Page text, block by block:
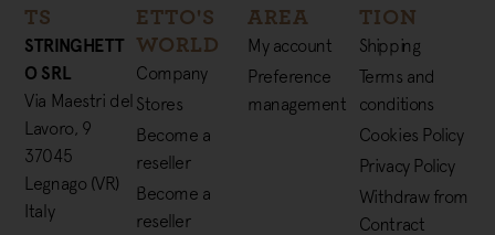
TS
STRINGHETT
O SRL
Via Maestri del
Lavoro, 9
37045
Legnago (VR)
Italy
ETTO'S
WORLD
Company
Stores
Become a
reseller
Become a
reseller
AREA
My account
Preference
management
TION
Shipping
Terms and
conditions
Cookies Policy
Privacy Policy
Withdraw from
Contract